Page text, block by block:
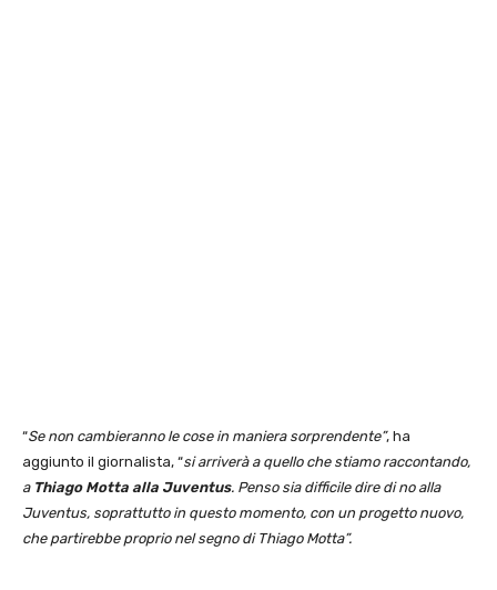
“Se non cambieranno le cose in maniera sorprendente”, ha
aggiunto il giornalista, “si arriverà a quello che stiamo raccontando,
a Thiago Motta alla Juventus. Penso sia difficile dire di no alla
Juventus, soprattutto in questo momento, con un progetto nuovo,
che partirebbe proprio nel segno di Thiago Motta”.